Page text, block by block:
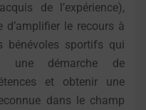
de l’expérience),
d’amplifier le recours à
bénévoles sportifs qui
une démarche de
et obtenir une
dans le champ